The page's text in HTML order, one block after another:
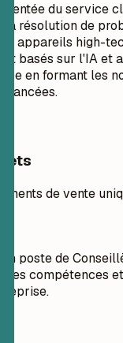
du service
la résolution de
appareils high-
basés sur l'IA et
en formant les
de vente
un poste de
mes compétences